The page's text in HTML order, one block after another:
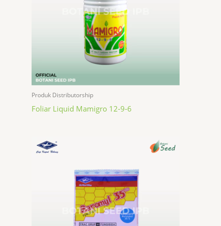
Produk Distributorship
Foliar Liquid Mamigro 12-9-6